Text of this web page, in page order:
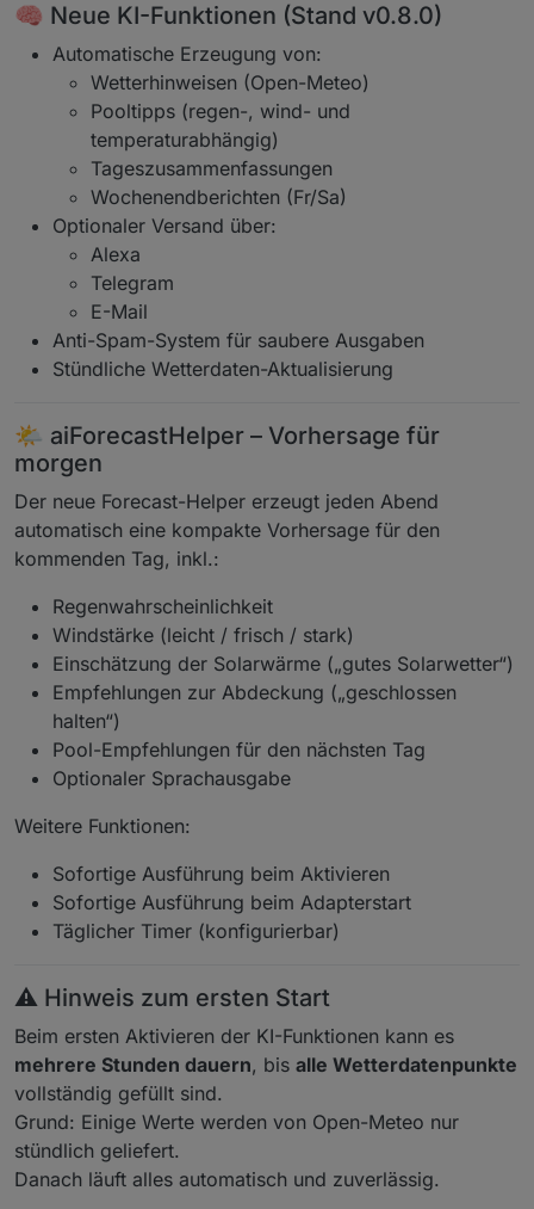
🧠 Neue KI-Funktionen (Stand v0.8.0)
Automatische Erzeugung von:
Wetterhinweisen (Open-Meteo)
Pooltipps (regen-, wind- und
temperaturabhängig)
Tageszusammenfassungen
Wochenendberichten (Fr/Sa)
Optionaler Versand über:
Alexa
Telegram
E-Mail
Anti-Spam-System für saubere Ausgaben
Stündliche Wetterdaten-Aktualisierung
🌤️ aiForecastHelper – Vorhersage für
morgen
Der neue Forecast-Helper erzeugt jeden Abend
automatisch eine kompakte Vorhersage für den
kommenden Tag, inkl.:
Regenwahrscheinlichkeit
Windstärke (leicht / frisch / stark)
Einschätzung der Solarwärme („gutes Solarwetter“)
Empfehlungen zur Abdeckung („geschlossen
halten“)
Pool-Empfehlungen für den nächsten Tag
Optionaler Sprachausgabe
Weitere Funktionen:
Sofortige Ausführung beim Aktivieren
Sofortige Ausführung beim Adapterstart
Täglicher Timer (konfigurierbar)
⚠️ Hinweis zum ersten Start
Beim ersten Aktivieren der KI-Funktionen kann es
mehrere Stunden dauern, bis alle Wetterdatenpunkte
vollständig gefüllt sind.
Grund: Einige Werte werden von Open-Meteo nur
stündlich geliefert.
Danach läuft alles automatisch und zuverlässig.